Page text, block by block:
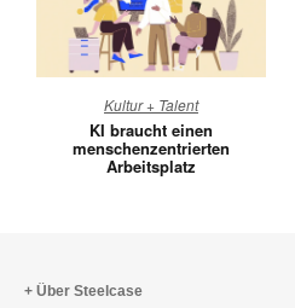
braucht
einen
Kultur + Talent
KI braucht einen
menschenzentrierten
Arbeitsplatz
Über Steelcase